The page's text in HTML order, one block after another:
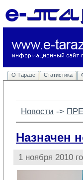
О Таразе Статистика
Новости ->
Назначен
1 ноября 2010